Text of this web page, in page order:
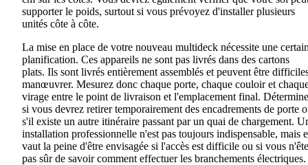
supporter le poids, surtout si vous prévoyez d'installer plusieurs
unités côte à côte.
La mise en place de votre nouveau multideck nécessite une
planification. Ces appareils ne sont pas livrés dans des cartons
plats. Ils sont livrés entièrement assemblés et peuvent être
manœuvrer. Mesurez donc chaque porte, chaque couloir et
virage entre le point de livraison et l'emplacement final.
si vous devrez retirer temporairement des encadrements de porte
s'il existe un autre itinéraire passant par un quai de chargement.
installation professionnelle n'est pas toujours indispensable, mais
vaut la peine d'être envisagée si l'accès est difficile ou si vous
pas sûr de savoir comment effectuer les branchements électriques.